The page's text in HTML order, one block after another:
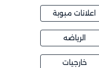
اعلانات مبوبة
الرياضه
خارجيات